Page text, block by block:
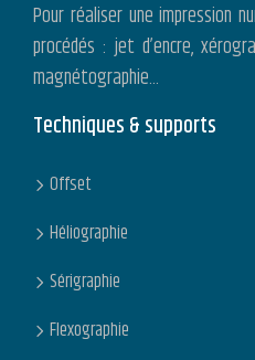
Pour réaliser une impression
procédés : jet d’encre,
magnétographie…
Techniques & supports
Offset
Héliographie
Sérigraphie
Flexographie